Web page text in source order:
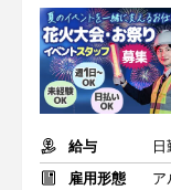
給与
雇用形態
ア